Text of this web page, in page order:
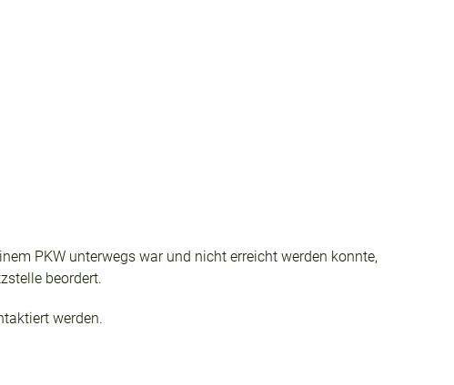
PKW unterwegs war und nicht erreicht werden konnte,
beordert.
werden.